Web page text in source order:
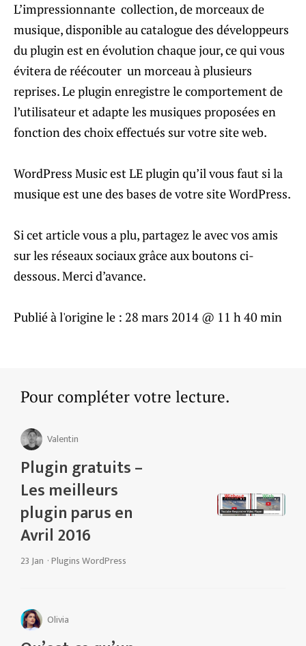
L’impressionnante collection, de morceaux de
musique, disponible au catalogue des développeurs
du plugin est en évolution chaque jour, ce qui vous
évitera de réécouter un morceau à plusieurs
reprises. Le plugin enregistre le comportement de
l’utilisateur et adapte les musiques proposées en
fonction des choix effectués sur votre site web.
WordPress Music est LE plugin qu’il vous faut si la
musique est une des bases de votre site WordPress.
Si cet article vous a plu, partagez le avec vos amis
sur les réseaux sociaux grâce aux boutons ci-
dessous. Merci d’avance.
Publié à l'origine le : 28 mars 2014 @ 11 h 40 min
Pour compléter votre lecture.
Valentin
Plugin gratuits –
Les meilleurs
plugin parus en
Avril 2016
23 Jan ·Plugins WordPress
Olivia